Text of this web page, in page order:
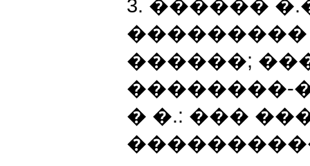
3. ������
���������
������;
��������-
� �.: ���
����������,